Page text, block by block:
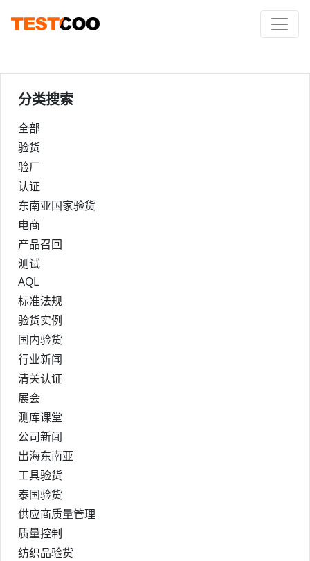
分类搜索
全部
验货
验厂
认证
东南亚国家验货
电商
产品召回
测试
AQL
标准法规
验货实例
国内验货
行业新闻
清关认证
展会
测库课堂
公司新闻
出海东南亚
工具验货
泰国验货
供应商质量管理
质量控制
纺织品验货